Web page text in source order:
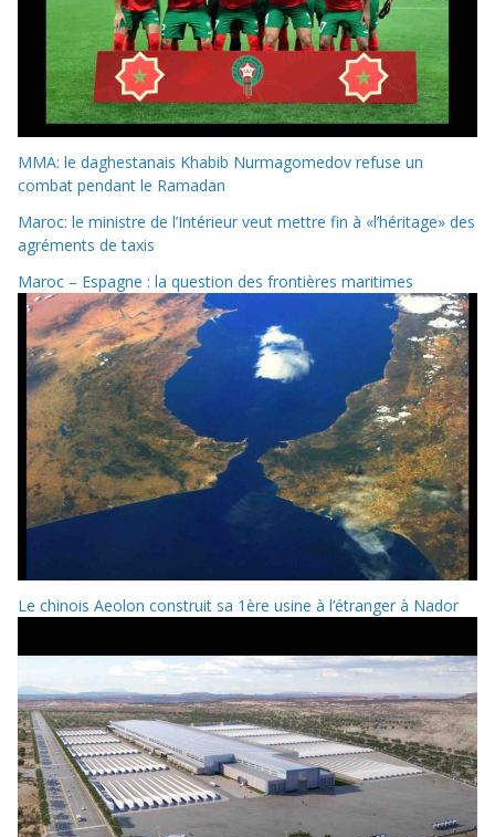
MMA: le daghestanais Khabib Nurmagomedov refuse un
combat pendant le Ramadan
Maroc: le ministre de l’Intérieur veut mettre fin à «l’héritage» des
agréments de taxis
Maroc – Espagne : la question des frontières maritimes
Le chinois Aeolon construit sa 1ère usine à l’étranger à Nador